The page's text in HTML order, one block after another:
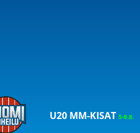
U20 MM-KISAT5-9.8.